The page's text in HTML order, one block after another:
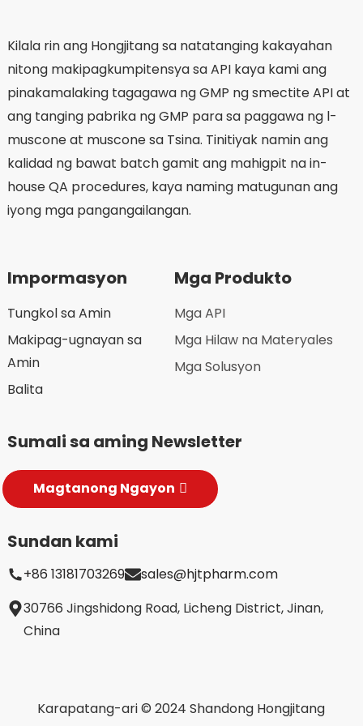
hanay ng mga pasyente.
Kilala rin ang Hongjitang sa natatanging kakayahan
nitong makipagkumpitensya sa API kaya kami ang
pinakamalaking tagagawa ng GMP ng smectite API at
ang tanging pabrika ng GMP para sa paggawa ng l-
muscone at muscone sa Tsina. Tinitiyak namin ang
kalidad ng bawat batch gamit ang mahigpit na in-
house QA procedures, kaya naming matugunan ang
iyong mga pangangailangan.
Impormasyon
Tungkol sa Amin
Makipag-ugnayan sa
Amin
Balita
Mga Produkto
Mga API
Mga Hilaw na Materyales
Mga Solusyon
Sumali sa aming Newsletter
Magtanong Ngayon
Sundan kami
+86 13181703269
sales@hjtpharm.com
30766 Jingshidong Road, Licheng District, Jinan,
China
Karapatang-ari © 2024 Shandong Hongjitang